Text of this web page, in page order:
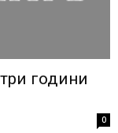
години
0